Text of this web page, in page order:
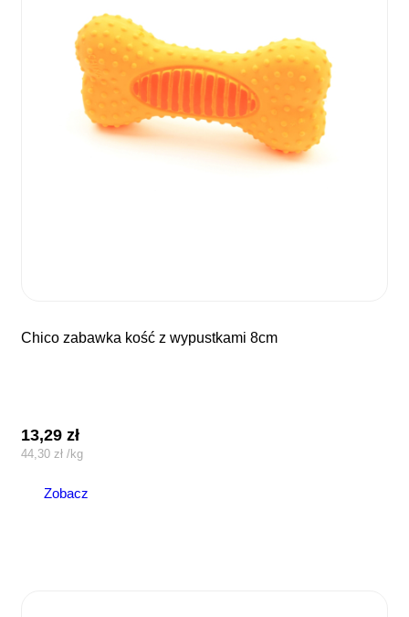
chico zabawka kość z wypustkami 8cm
13,29zł
44,30 zł /kg
Zobacz